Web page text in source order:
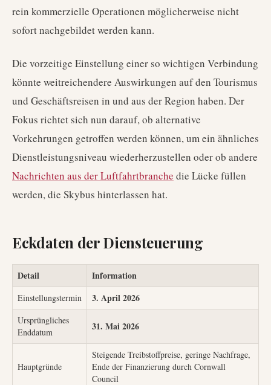
rein kommerzielle Operationen möglicherweise nicht
sofort nachgebildet werden kann.
Die vorzeitige Einstellung einer so wichtigen Verbindung
könnte weitreichendere Auswirkungen auf den Tourismus
und Geschäftsreisen in und aus der Region haben. Der
Fokus richtet sich nun darauf, ob alternative
Vorkehrungen getroffen werden können, um ein ähnliches
Dienstleistungsniveau wiederherzustellen oder ob andere
Nachrichten aus der Luftfahrtbranche die Lücke füllen
werden, die Skybus hinterlassen hat.
Eckdaten der Diensteuerung
Detail Information
Einstellungstermin 3. April 2026
Ursprüngliches
Enddatum
31. Mai 2026
Hauptgründe
Steigende Treibstoffpreise, geringe Nachfrage,
Ende der Finanzierung durch Cornwall
Council